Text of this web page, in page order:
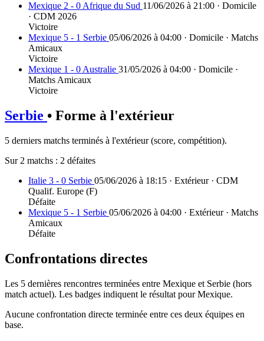
Mexique 2 - 0 Afrique du Sud 11/06/2026 à 21:00 · Domicile
· CDM 2026
Victoire
Mexique 5 - 1 Serbie 05/06/2026 à 04:00 · Domicile · Matchs
Amicaux
Victoire
Mexique 1 - 0 Australie 31/05/2026 à 04:00 · Domicile ·
Matchs Amicaux
Victoire
Serbie • Forme à l'extérieur
5 derniers matchs terminés à l'extérieur (score, compétition).
Sur 2 matchs : 2 défaites
Italie 3 - 0 Serbie 05/06/2026 à 18:15 · Extérieur · CDM
Qualif. Europe (F)
Défaite
Mexique 5 - 1 Serbie 05/06/2026 à 04:00 · Extérieur · Matchs
Amicaux
Défaite
Confrontations directes
Les 5 dernières rencontres terminées entre Mexique et Serbie (hors
match actuel). Les badges indiquent le résultat pour Mexique.
Aucune confrontation directe terminée entre ces deux équipes en
base.